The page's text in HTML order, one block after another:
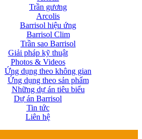
Trần gương
Arcolis
Barrisol hiệu ứng
Barrisol Clim
Trần sao Barrisol
Giải pháp kỹ thuật
Photos & Videos
Ứng dụng theo không gian
Ứng dụng theo sản phẩm
Những dự án tiêu biểu
Dự án Barrisol
Tin tức
Liên hệ